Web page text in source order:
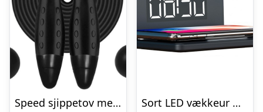
Speed sjippetov med digital tæller | Speed rope
Sort LED vækkeur med trådløs oplader